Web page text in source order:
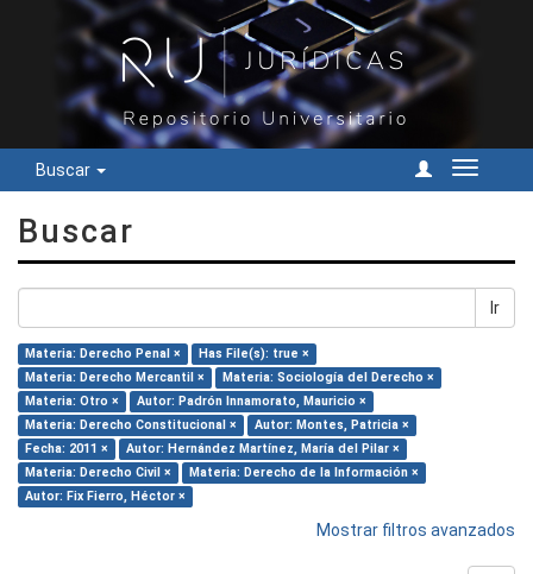
Buscar
Cambiar
Buscar
Ir
Materia: Derecho Penal ×
Has File(s): true ×
Materia: Derecho Mercantil ×
Materia: Sociología del Derecho ×
Materia: Otro ×
Autor: Padrón Innamorato, Mauricio ×
Materia: Derecho Constitucional ×
Autor: Montes, Patricia ×
Fecha: 2011 ×
Autor: Hernández Martínez, María del Pilar ×
Materia: Derecho Civil ×
Materia: Derecho de la Información ×
Autor: Fix Fierro, Héctor ×
Mostrar filtros avanzados